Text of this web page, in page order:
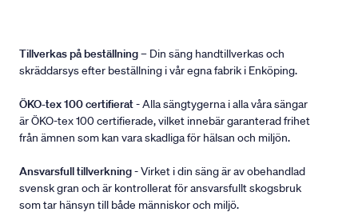
Tillverkas på beställning– Din säng handtillverkas och
skräddarsys efter beställning i vår egna fabrik i Enköping.
ÖKO-tex 100 certifierat- Alla sängtygerna i alla våra sängar
är ÖKO-tex 100 certifierade, vilket innebär garanterad frihet
från ämnen som kan vara skadliga för hälsan och miljön.
Ansvarsfull tillverkning- Virket i din säng är av obehandlad
svensk gran och är kontrollerat för ansvarsfullt skogsbruk
som tar hänsyn till både människor och miljö.